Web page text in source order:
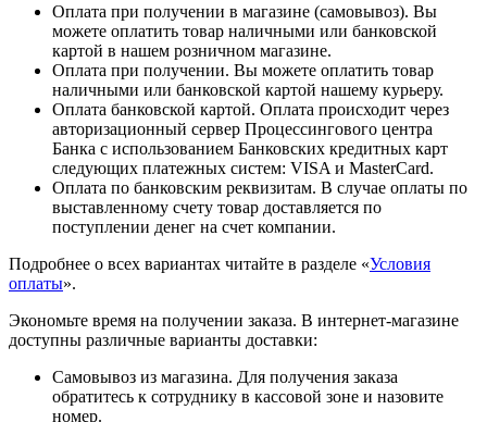
Оплата при получении в магазине (самовывоз). Вы
можете оплатить товар наличными или банковской
картой в нашем розничном магазине.
Оплата при получении. Вы можете оплатить товар
наличными или банковской картой нашему курьеру.
Оплата банковской картой. Оплата происходит через
авторизационный сервер Процессингового центра
Банка с использованием Банковских кредитных карт
следующих платежных систем: VISA и MasterCard.
Оплата по банковским реквизитам. В случае оплаты по
выставленному счету товар доставляется по
поступлении денег на счет компании.
Подробнее о всех вариантах читайте в разделе «Условия
оплаты».
Экономьте время на получении заказа. В интернет-магазине
доступны различные варианты доставки:
Самовывоз из магазина. Для получения заказа
обратитесь к сотруднику в кассовой зоне и назовите
номер.